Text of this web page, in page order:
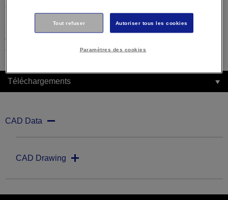
ne soit pas détecté correctement. Il est important que vous
sélectionniez manuellement votre système d'exploitation ci-
dessus pour vous assurer que vous visualisez un contenu
compatible.
Téléchargements
CAD Data
CAD Drawing
Tout refuser Autoriser tous les cookies
Paramètres des cookies